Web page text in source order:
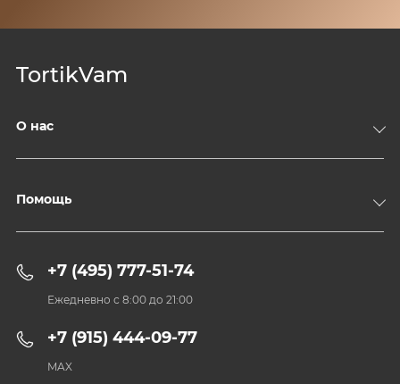
TortikVam
О нас
Доставка и оплата
Помощь
Политика конфиденциальности
Пользовательское соглашение
+7 (495) 777-51-74
Ежедневно с 8:00 до 21:00
+7 (915) 444-09-77
MAX